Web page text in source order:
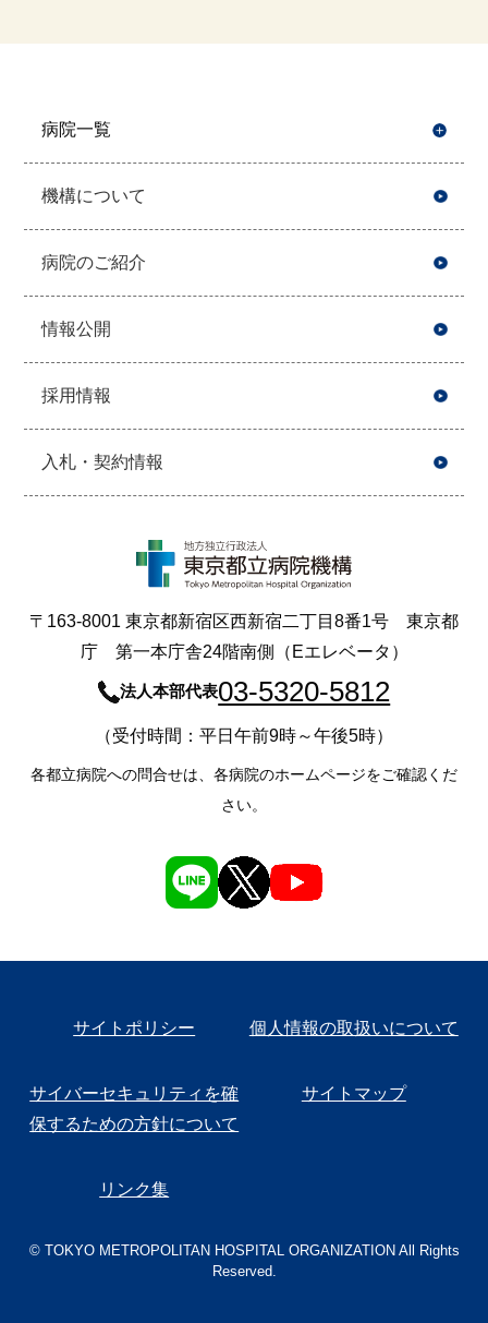
病院一覧
機構について
病院のご紹介
情報公開
採用情報
入札・契約情報
〒163-8001 東京都新宿区西新宿二丁目8番1号 東京都
庁 第一本庁舎24階南側（Eエレベータ）
法人本部代表03-5320-5812
（受付時間：平日午前9時～午後5時）
各都立病院への問合せは、各病院のホームページをご確認くだ
さい。
サイトポリシー 個人情報の取扱いについて
サイバーセキュリティを確
保するための方針について
サイトマップ
リンク集
© TOKYO METROPOLITAN HOSPITAL ORGANIZATION All Rights
Reserved.